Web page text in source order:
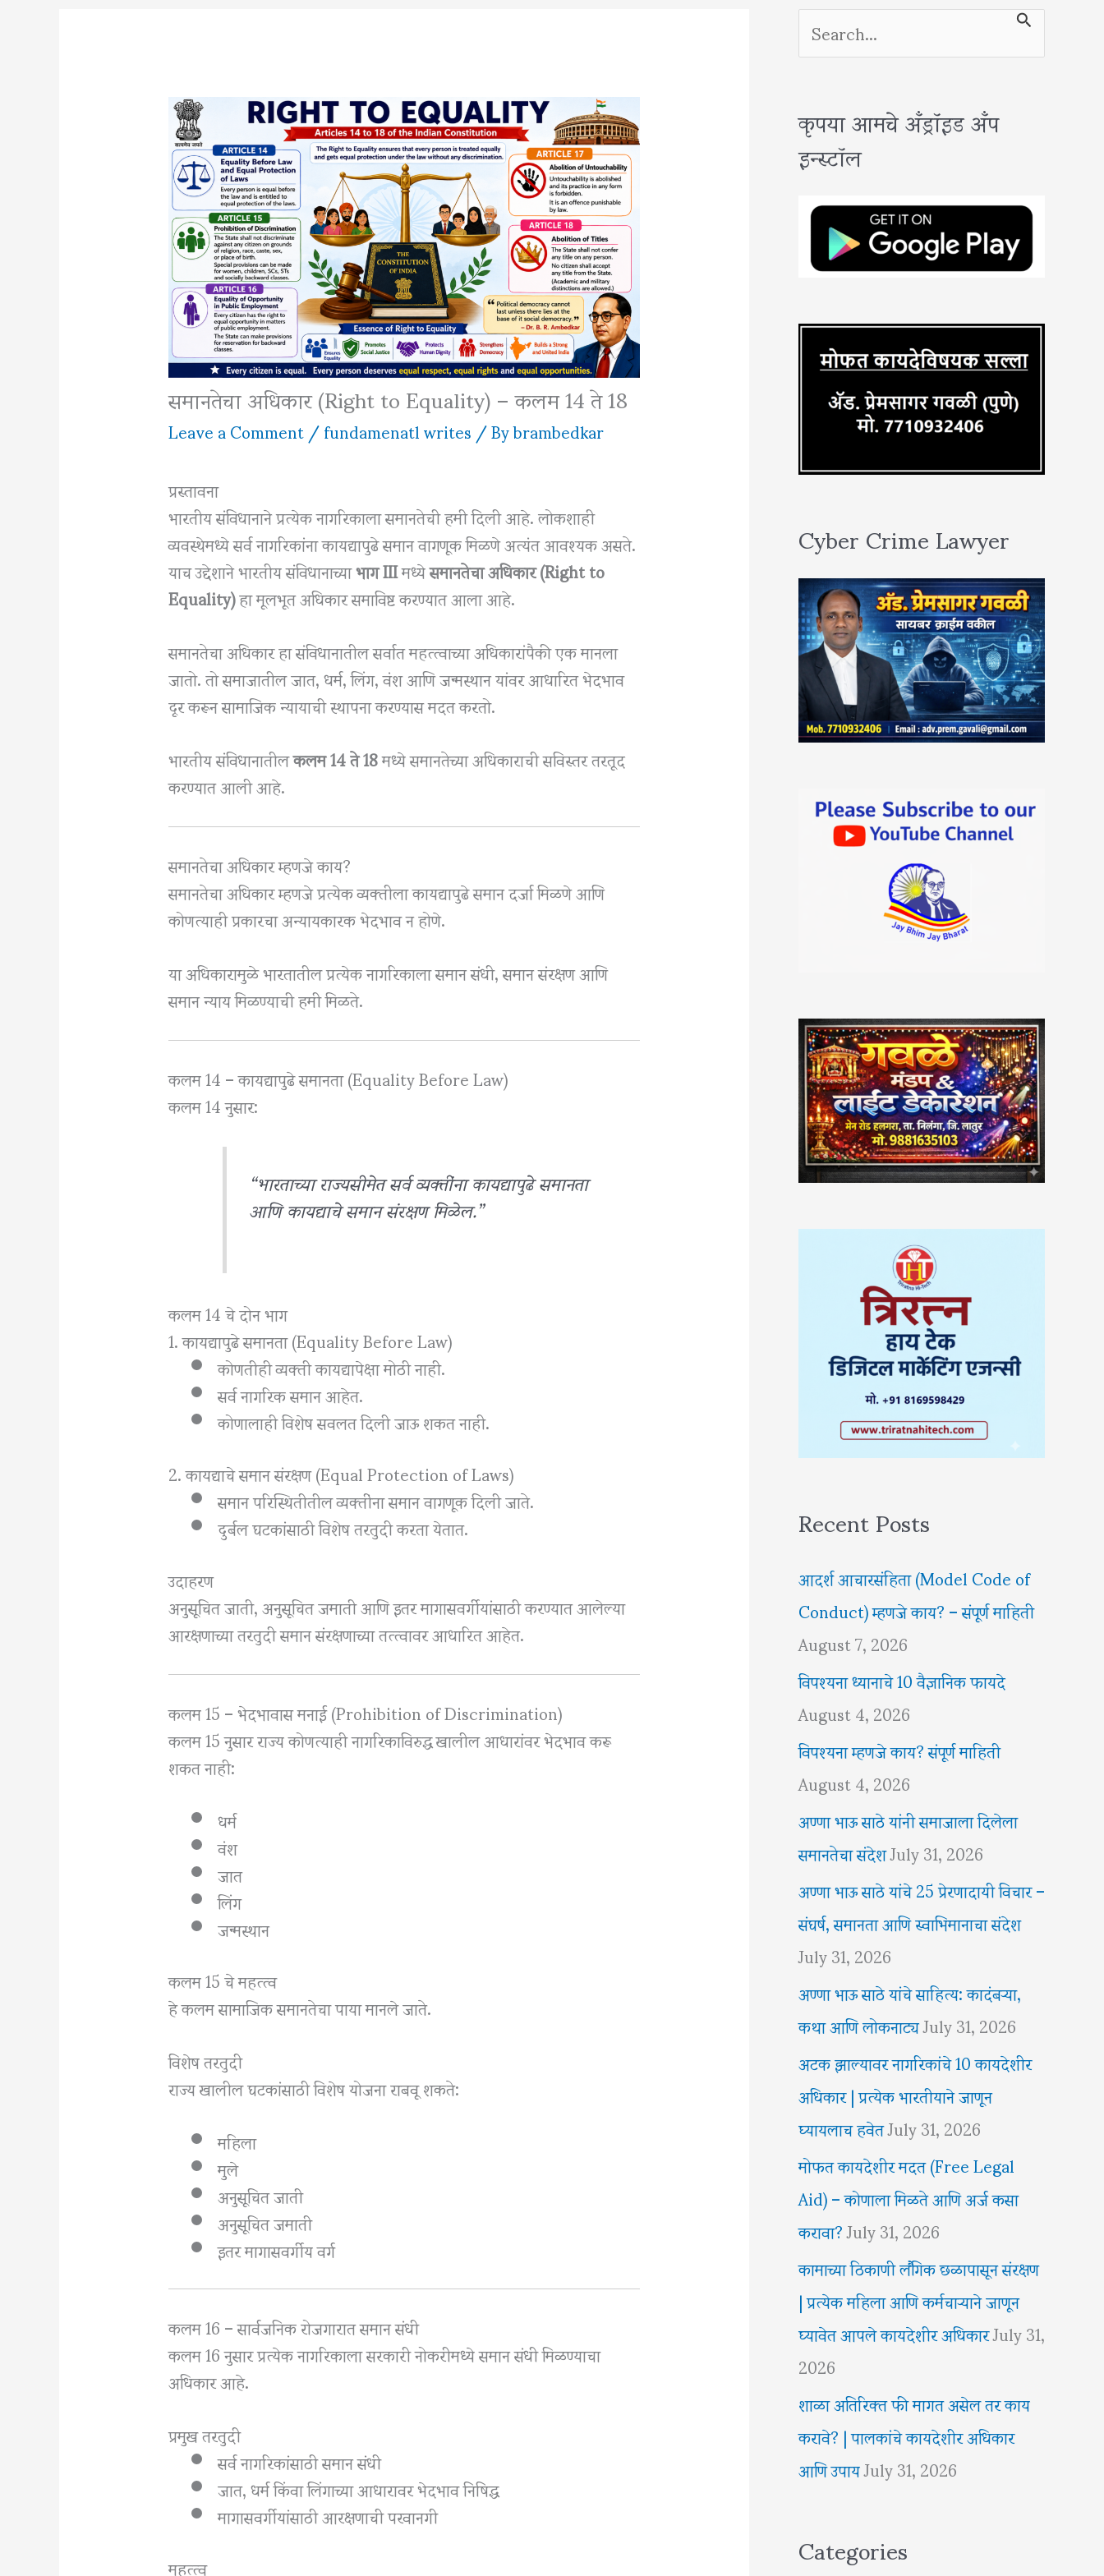
समानतेचा अधिकार (Right to Equality) – कलम 14 ते 18
Leave a Comment/fundamenatl writes/ Bybrambedkar
प्रस्तावना
भारतीय संविधानाने प्रत्येक नागरिकाला समानतेची हमी दिली आहे. लोकशाही
व्यवस्थेमध्ये सर्व नागरिकांना कायद्यापुढे समान वागणूक मिळणे अत्यंत आवश्यक असते.
याच उद्देशाने भारतीय संविधानाच्याभाग IIIमध्येसमानतेचा अधिकार (Right to
Equality)हा मूलभूत अधिकार समाविष्ट करण्यात आला आहे.
समानतेचा अधिकार हा संविधानातील सर्वात महत्त्वाच्या अधिकारांपैकी एक मानला
जातो. तो समाजातील जात, धर्म, लिंग, वंश आणि जन्मस्थान यांवर आधारित भेदभाव
दूर करून सामाजिक न्यायाची स्थापना करण्यास मदत करतो.
भारतीय संविधानातीलकलम 14 ते 18मध्ये समानतेच्या अधिकाराची सविस्तर तरतूद
करण्यात आली आहे.
समानतेचा अधिकार म्हणजे काय?
समानतेचा अधिकार म्हणजे प्रत्येक व्यक्तीला कायद्यापुढे समान दर्जा मिळणे आणि
कोणत्याही प्रकारचा अन्यायकारक भेदभाव न होणे.
या अधिकारामुळे भारतातील प्रत्येक नागरिकाला समान संधी, समान संरक्षण आणि
समान न्याय मिळण्याची हमी मिळते.
कलम 14 – कायद्यापुढे समानता (Equality Before Law)
कलम 14 नुसार:
“भारताच्या राज्यसीमेत सर्व व्यक्तींना कायद्यापुढे समानता
आणि कायद्याचे समान संरक्षण मिळेल.”
कलम 14 चे दोन भाग
1. कायद्यापुढे समानता (Equality Before Law)
कोणतीही व्यक्ती कायद्यापेक्षा मोठी नाही.
सर्व नागरिक समान आहेत.
कोणालाही विशेष सवलत दिली जाऊ शकत नाही.
2. कायद्याचे समान संरक्षण (Equal Protection of Laws)
समान परिस्थितीतील व्यक्तींना समान वागणूक दिली जाते.
दुर्बल घटकांसाठी विशेष तरतुदी करता येतात.
उदाहरण
अनुसूचित जाती, अनुसूचित जमाती आणि इतर मागासवर्गीयांसाठी करण्यात आलेल्या
आरक्षणाच्या तरतुदी समान संरक्षणाच्या तत्त्वावर आधारित आहेत.
कलम 15 – भेदभावास मनाई (Prohibition of Discrimination)
कलम 15 नुसार राज्य कोणत्याही नागरिकाविरुद्ध खालील आधारांवर भेदभाव करू
शकत नाही:
धर्म
वंश
जात
लिंग
जन्मस्थान
कलम 15 चे महत्त्व
हे कलम सामाजिक समानतेचा पाया मानले जाते.
विशेष तरतुदी
राज्य खालील घटकांसाठी विशेष योजना राबवू शकते:
महिला
मुले
अनुसूचित जाती
अनुसूचित जमाती
इतर मागासवर्गीय वर्ग
कलम 16 – सार्वजनिक रोजगारात समान संधी
कलम 16 नुसार प्रत्येक नागरिकाला सरकारी नोकरीमध्ये समान संधी मिळण्याचा
अधिकार आहे.
प्रमुख तरतुदी
सर्व नागरिकांसाठी समान संधी
जात, धर्म किंवा लिंगाच्या आधारावर भेदभाव निषिद्ध
मागासवर्गीयांसाठी आरक्षणाची परवानगी
S
e
r
c
:
कृपया आमचे अँड्रॉइड अँप
इन्स्टॉल
Cyber Crime Lawyer
Recent Posts
आदर्श आचारसंहिता (Model Code of
Conduct) म्हणजे काय? – संपूर्ण माहिती
August 7, 2026
विपश्यना ध्यानाचे 10 वैज्ञानिक फायदे
August 4, 2026
विपश्यना म्हणजे काय? संपूर्ण माहिती
August 4, 2026
अण्णा भाऊ साठे यांनी समाजाला दिलेला
समानतेचा संदेशJuly 31, 2026
अण्णा भाऊ साठे यांचे 25 प्रेरणादायी विचार –
संघर्ष, समानता आणि स्वाभिमानाचा संदेश
July 31, 2026
अण्णा भाऊ साठे यांचे साहित्य: कादंबऱ्या,
कथा आणि लोकनाट्यJuly 31, 2026
अटक झाल्यावर नागरिकांचे 10 कायदेशीर
अधिकार | प्रत्येक भारतीयाने जाणून
घ्यायलाच हवेतJuly 31, 2026
मोफत कायदेशीर मदत (Free Legal
Aid) – कोणाला मिळते आणि अर्ज कसा
करावा?July 31, 2026
कामाच्या ठिकाणी लैंगिक छळापासून संरक्षण
| प्रत्येक महिला आणि कर्मचाऱ्याने जाणून
घ्यावेत आपले कायदेशीर अधिकारJuly 31,
2026
शाळा अतिरिक्त फी मागत असेल तर काय
करावे? | पालकांचे कायदेशीर अधिकार
आणि उपायJuly 31, 2026
Categories